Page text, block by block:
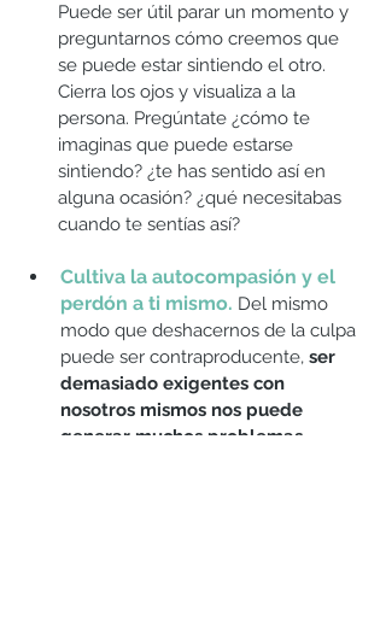
Puede ser útil parar un momento y
preguntarnos cómo creemos que
se puede estar sintiendo el otro.
Cierra los ojos y visualiza a la
persona. Pregúntate ¿cómo te
imaginas que puede estarse
sintiendo? ¿te has sentido así en
alguna ocasión? ¿qué necesitabas
cuando te sentías así?
Cultiva la autocompasión y el
perdón a ti mismo. Del mismo
modo que deshacernos de la culpa
puede ser contraproducente, ser
demasiado exigentes con
nosotros mismos nos puede
generar muchos problemas